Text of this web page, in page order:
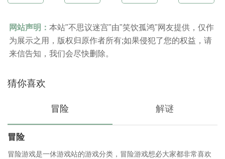
网站声明： 本站"不思议迷宫"由"笑饮孤鸿"网友提供，仅作
为展示之用，版权归原作者所有;如果侵犯了您的权益，请
来信告知，我们会尽快删除。
猜你喜欢
冒险 解谜
冒险
冒险游戏是一休游戏站的游戏分类，冒险游戏想必大家都非常喜欢